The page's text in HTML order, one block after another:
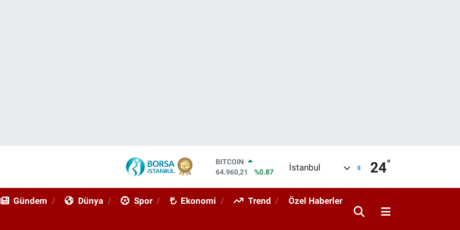
DOLAR
47,7436
%0.18
STERLİN
İstanbul 24°
Gündem Dünya Spor Ekonomi Trend Özel Haberler